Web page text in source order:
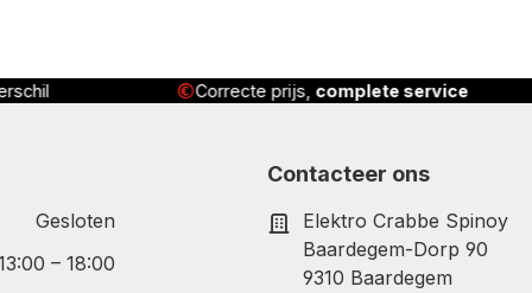
Correcte prijs, complete service
Gesloten
– 18:00
Contacteer ons
Elektro Crabbe Spinoy
Baardegem-Dorp 90
9310 Baardegem